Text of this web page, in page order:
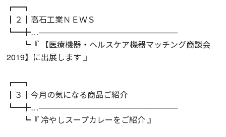
┏━┓
┃２┃高石工業ＮＥＷＳ
┗━╋…─────────────────────────
┗『 【医療機器・ヘルスケア機器マッチング商談会
2019】に出展します 』
┏━┓
┃３┃今月の気になる商品ご紹介
┗━╋…─────────────────────────
┗『 冷やしスープカレーをご紹介 』